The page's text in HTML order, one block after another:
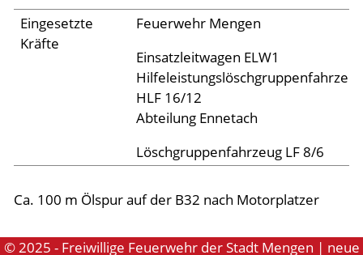
Archiv 2020
Archiv 2019
Archiv 2015
Jugend
Eingesetzte
Kräfte
Feuerwehr Mengen
Einsatzleitwagen ELW1
Hilfeleistungslöschgruppenfahrzeug
HLF 16/12
Abteilung Ennetach
Löschgruppenfahrzeug LF 8/6
Ca. 100 m Ölspur auf der B32 nach Motorplatzer
© 2025 - Freiwillige Feuerwehr der Stadt Mengen | neue